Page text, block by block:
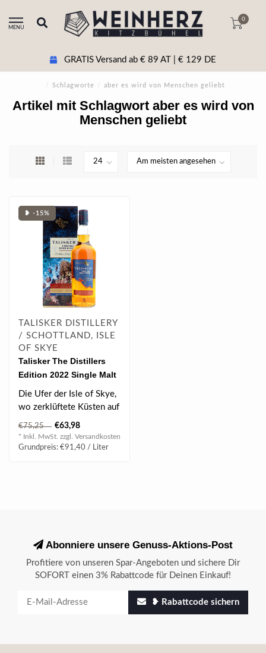
MENU
0
GRATIS Versand ab € 89 AT | € 129 DE
/ Schlagworte / aber es wird von Menschen geliebt
Artikel mit Schlagwort aber es wird von
Menschen geliebt
❥ -15%
TALISKER DISTILLERY
/ SCHOTTLAND, ISLE
OF SKYE
Talisker The Distillers
Edition 2022 Single Malt
Scotch Whisky 0.7 l
45.80% vol
Die Ufer der Isle of Skye,
wo zerklüftete Küsten auf
das Meer treffen, finden ..
€75,25 €63,98
* Inkl. MwSt. zzgl. Versandkosten
Grundpreis: €91,40 / Liter
Abonniere unsere Genuss-Aktions-Post
Profitiere von unseren Spar-Angeboten und sichere Dir
SOFORT einen 3% Rabattcode für Deinen Einkauf!
❥ Rabattcode sichern